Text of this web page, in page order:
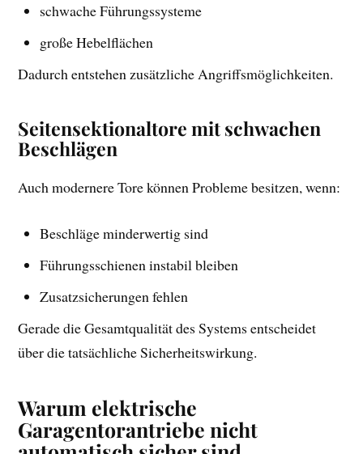
schwache Führungssysteme
große Hebelflächen
Dadurch entstehen zusätzliche Angriffsmöglichkeiten.
Seitensektionaltore mit schwachen
Beschlägen
Auch modernere Tore können Probleme besitzen, wenn:
Beschläge minderwertig sind
Führungsschienen instabil bleiben
Zusatzsicherungen fehlen
Gerade die Gesamtqualität des Systems entscheidet
über die tatsächliche Sicherheitswirkung.
Warum elektrische
Garagentorantriebe nicht